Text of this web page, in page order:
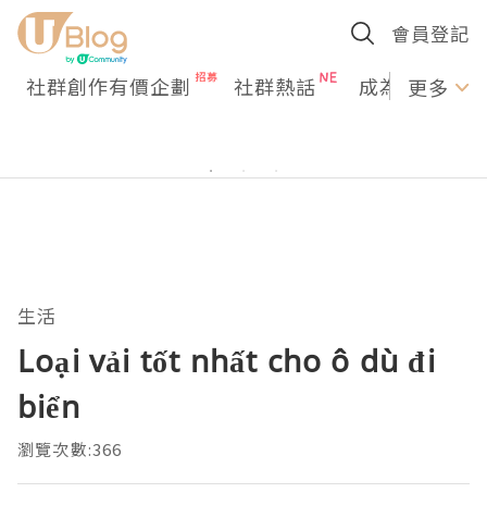
會員登記
社群創作有價企劃 社群熱話 成為U更多
生活
Loại vải tốt nhất cho ô dù đi
biển
瀏覽次數:366